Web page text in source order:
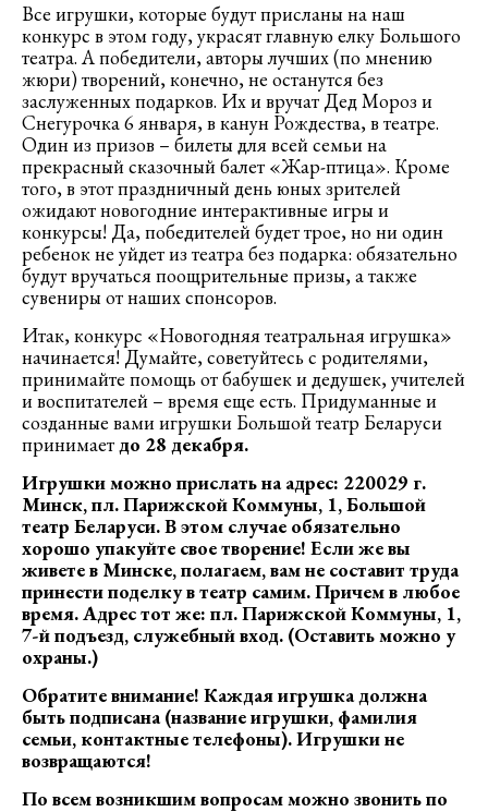
Все игрушки, которые будут присланы на наш
конкурс в этом году, украсят главную елку Большого
театра. А победители, авторы лучших (по мнению
жюри) творений, конечно, не останутся без
заслуженных подарков. Их и вручат Дед Мороз и
Снегурочка 6 января, в канун Рождества, в театре.
Один из призов – билеты для всей семьи на
прекрасный сказочный балет «Жар-птица». Кроме
того, в этот праздничный день юных зрителей
ожидают новогодние интерактивные игры и
конкурсы! Да, победителей будет трое, но ни один
ребенок не уйдет из театра без подарка: обязательно
будут вручаться поощрительные призы, а также
сувениры от наших спонсоров.
Итак, конкурс «Новогодняя театральная игрушка»
начинается! Думайте, советуйтесь с родителями,
принимайте помощь от бабушек и дедушек, учителей
и воспитателей – время еще есть. Придуманные и
созданные вами игрушки Большой театр Беларуси
принимаетдо 28 декабря.
Игрушки можно прислать на адрес: 220029 г.
Минск, пл. Парижской Коммуны, 1, Большой
театр Беларуси. В этом случае обязательно
хорошо упакуйте свое творение! Если же вы
живете в Минске, полагаем, вам не составит труда
принести поделку в театр самим. Причем в любое
время. Адрес тот же: пл. Парижской Коммуны, 1,
7-й подъезд, служебный вход. (Оставить можно у
охраны.)
Обратите внимание! Каждая игрушка должна
быть подписана (название игрушки, фамилия
семьи, контактные телефоны). Игрушки не
возвращаются!
По всем возникшим вопросам можно звонить по